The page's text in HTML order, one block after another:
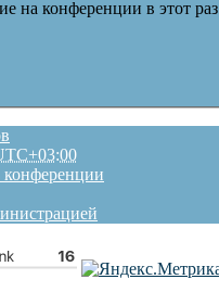
на конференции в этот раз
конференции